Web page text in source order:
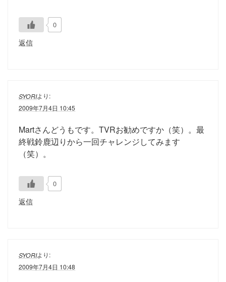
0
返信
SYORIより:
2009年7月4日 10:45
Martさんどうもです。TVRお勧めですか（笑）。最
終戦鈴鹿辺りから一回チャレンジしてみます
（笑）。
0
返信
SYORIより:
2009年7月4日 10:48